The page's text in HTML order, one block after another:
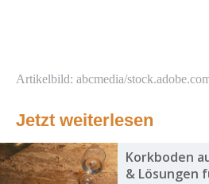
Artikelbild: abcmedia/
Jetzt weiterlesen
Korkboden
& Lösungen